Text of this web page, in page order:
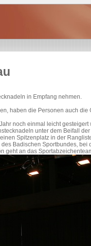
in Empfang nehmen.
haben die Personen auch
noch einmal leicht gesteigert
unter dem Beifall
Spitzenplatz in der
Badischen Sportbundes,
an das